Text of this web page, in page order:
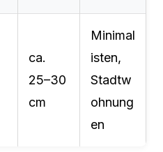
ca.
25–30
cm
Minimal
isten,
Stadtw
ohnung
en